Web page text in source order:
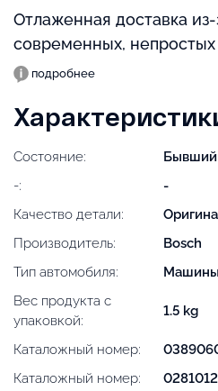
Отлаженная доставка
современных, непростых
подробнее
Состояние:
Бывший
-:
-
Качество детали:
Производитель:
Bosch
Тип автомобиля:
Машины
Вес продукта с
упаковкой:
1.5 kg
Каталожный номер:
Каталожный номер: